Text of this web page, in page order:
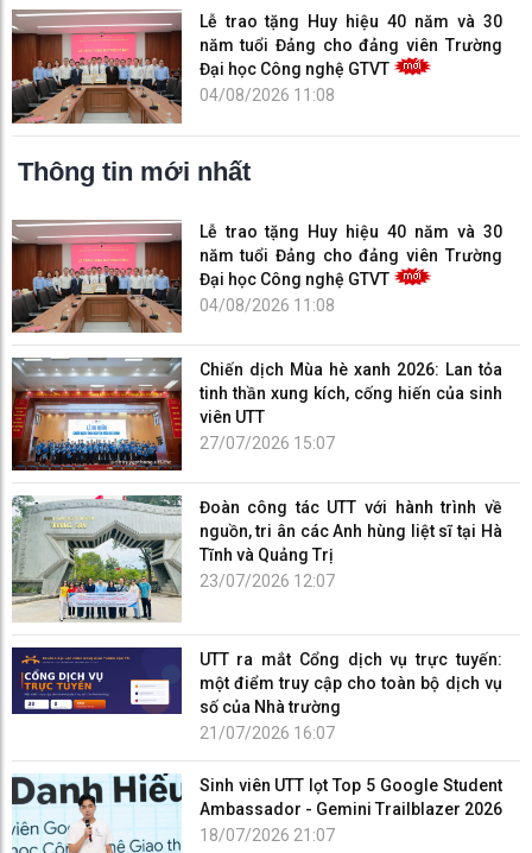
Lễ trao tặng Huy hiệu 40 năm và 30
năm tuổi Đảng cho đảng viên Trường
Đại học Công nghệ GTVT
04/08/2026 11:08
Thông tin mới nhất
Lễ trao tặng Huy hiệu 40 năm và 30
năm tuổi Đảng cho đảng viên Trường
Đại học Công nghệ GTVT
04/08/2026 11:08
Chiến dịch Mùa hè xanh 2026: Lan tỏa
tinh thần xung kích, cống hiến của sinh
viên UTT
27/07/2026 15:07
Đoàn công tác UTT với hành trình về
nguồn, tri ân các Anh hùng liệt sĩ tại Hà
Tĩnh và Quảng Trị
23/07/2026 12:07
UTT ra mắt Cổng dịch vụ trực tuyến:
một điểm truy cập cho toàn bộ dịch vụ
số của Nhà trường
21/07/2026 16:07
Sinh viên UTT lọt Top 5 Google Student
Ambassador - Gemini Trailblazer 2026
18/07/2026 21:07